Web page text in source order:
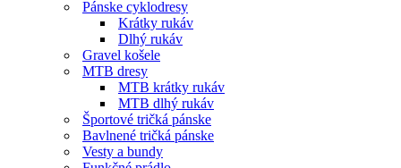
Pánske cyklodresy
Krátky rukáv
Dlhý rukáv
Gravel košele
MTB dresy
MTB krátky rukáv
MTB dlhý rukáv
Športové tričká pánske
Bavlnené tričká pánske
Vesty a bundy